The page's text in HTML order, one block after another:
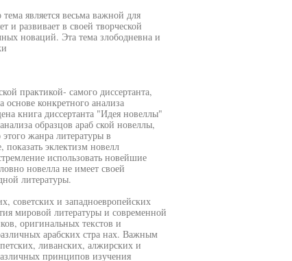
является весьма важной для
и развивает в своей творческой
новаций. Эта тема злободневна и
практикой- самого диссертанта,
конкретного анализа
книга диссертанта "Идея новеллы"
образцов араб ской новеллы,
жанра литературы в
эклектизм новелл
использовать новейшие
новелла не имеет своей
литературы.
советских и западноевропейских
мировой литературы и современной
оригинальных текстов и
арабских стра нах. Важным
ливанских, алжирских и
принципов изучения